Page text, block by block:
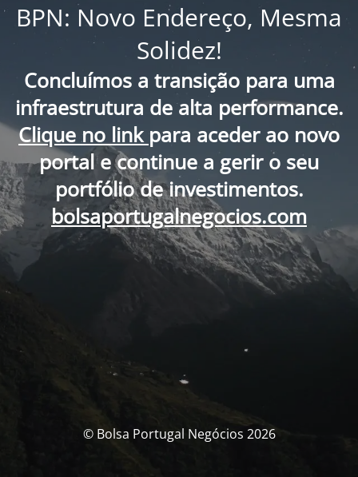
BPN: Novo Endereço, Mesma
Solidez!
Concluímos a transição para uma
infraestrutura de alta performance.
Clique no link para aceder ao novo
portal e continue a gerir o seu
portfólio de investimentos.
bolsaportugalnegocios.com
© Bolsa Portugal Negócios 2026